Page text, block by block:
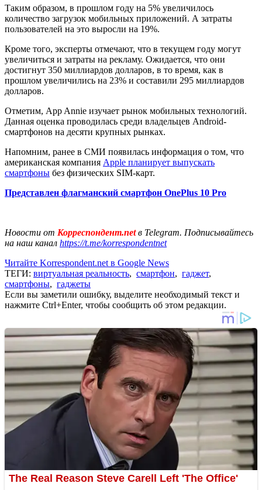
Таким образом, в прошлом году на 5% увеличилось
количество загрузок мобильных приложений. А затраты
пользователей на это выросли на 19%.
Кроме того, эксперты отмечают, что в текущем году могут
увеличиться и затраты на рекламу. Ожидается, что они
достигнут 350 миллиардов долларов, в то время, как в
прошлом увеличились на 23% и составили 295 миллиардов
долларов.
Отметим, App Annie изучает рынок мобильных технологий.
Данная оценка проводилась среди владельцев Android-
смартфонов на десяти крупных рынках.
Напомним, ранее в СМИ появилась информация о том, что
американская компания Apple планирует выпускать
смартфоны без физических SIM-карт.
Представлен флагманский смартфон OnePlus 10 Pro
Новости от Корреспондент.netв Telegram. Подписывайтесь
на наш канал https://t.me/korrespondentnet
Читайте Korrespondent.net в Google News
ТЕГИ: виртуальная реальность, смартфон, гаджет,
смартфоны, гаджеты
Если вы заметили ошибку, выделите необходимый текст и
нажмите Ctrl+Enter, чтобы сообщить об этом редакции.